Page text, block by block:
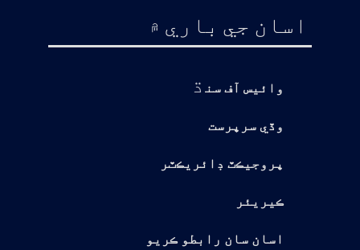
اسان جي باري ۾
وائيس آف سن ڌ
وڏي سرپرست
پروجيڪٽ ڊائريڪٽر
ڪيريئر
اسان سان رابطو ڪريو